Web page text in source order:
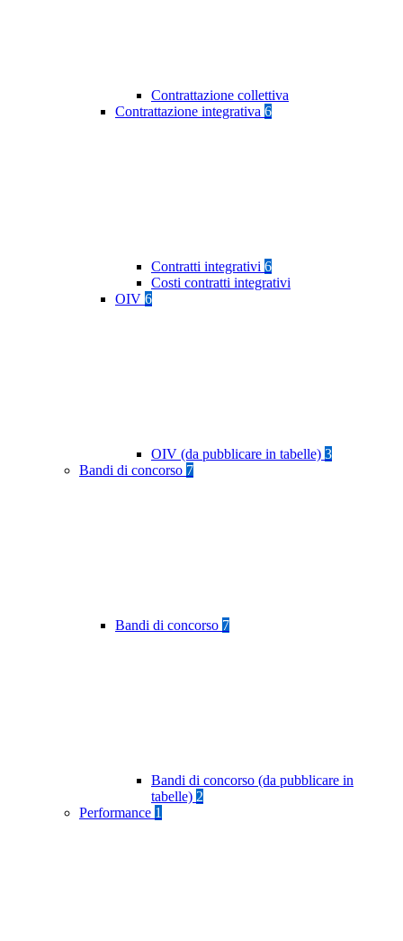
Contrattazione collettiva
Contrattazione integrativa 6
Contratti integrativi 6
Costi contratti integrativi
OIV 6
OIV (da pubblicare in tabelle) 3
Bandi di concorso 7
Bandi di concorso 7
Bandi di concorso (da pubblicare in
tabelle) 2
Performance 1